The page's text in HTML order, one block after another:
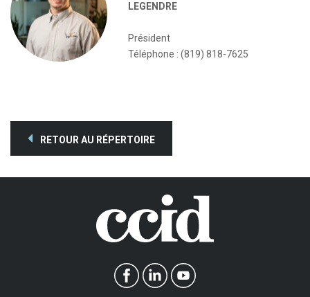
LEGENDRE
Président
Téléphone : (819) 818-7625
RETOUR AU RÉPERTOIRE